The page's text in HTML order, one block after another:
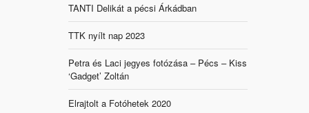
TANTI Delikát a pécsi Árkádban
TTK nyílt nap 2023
Petra és Laci jegyes fotózása – Pécs – Kiss
‘Gadget’ Zoltán
Elrajtolt a Fotóhetek 2020